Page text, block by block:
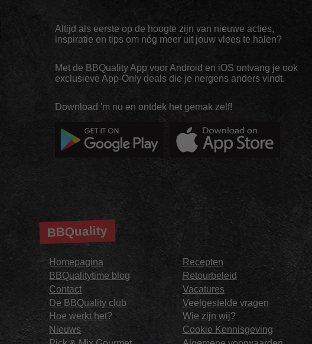
Altijd als eerste op de hoogte zijn van nieuwe acties,
inspiratie en tips om nóg meer uit jouw vlees te halen?
Met de BBQuality App voor Android en iOS ontvang je ook
exclusieve App-Only deals die je nergens anders vindt.
Download 'm nu en ontdek het gemak zelf!
BBQuality
Homepagina
BBQualitytime blog
Contact
De BBQuality club
Hoe werkt het?
Nieuws
Recepten
Retourbeleid
Vacatures
Veelgestelde vragen
Wie zijn wij?
Cookie Kennisgeving